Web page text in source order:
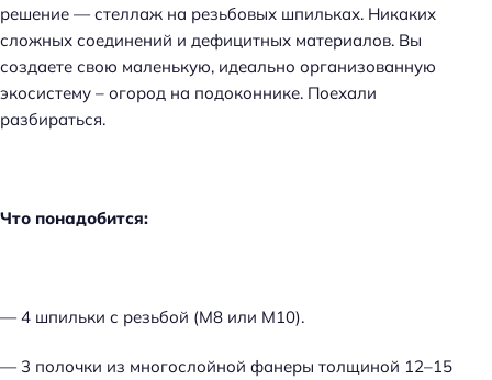
решение — стеллаж на резьбовых шпильках. Никаких
сложных соединений и дефицитных материалов. Вы
создаете свою маленькую, идеально организованную
экосистему – огород на подоконнике. Поехали
разбираться.
Что понадобится:
— 4 шпильки с резьбой (М8 или М10).
— 3 полочки из многослойной фанеры толщиной 12–15